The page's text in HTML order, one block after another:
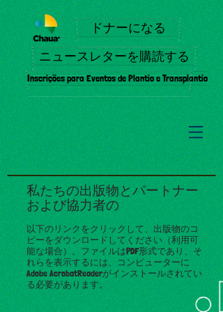
ドナーになる
ニュースレターを購読する
Inscrições para Eventos de Plantio e Transplantio
私たちの出版物とパートナー
および協力者の
以下のリンクをクリックして、出版物のコ
ピーをダウンロードしてください（利用可
能な場合）。ファイルはPDF形式であり、そ
れらを表示するには、コンピューターに
Adobe AcrobatReaderがインストールされてい
る必要があります。